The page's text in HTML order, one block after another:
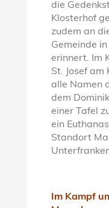
die
Klosterhof
zudem an
Gemeinde
erinnert. Im
St. Josef am
alle Namen
dem
einer Tafel
ein
Standort
Im Kampf